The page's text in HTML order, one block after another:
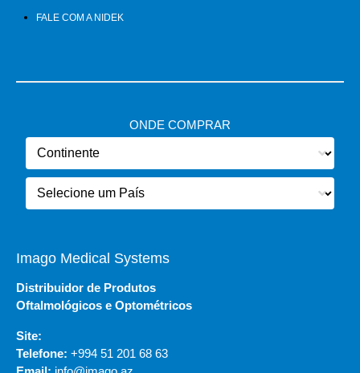
FALE COM A NIDEK
ONDE COMPRAR
Imago Medical Systems
Distribuidor de Produtos
Oftalmológicos e Optométricos
Site:
Telefone: +994 51 201 68 63